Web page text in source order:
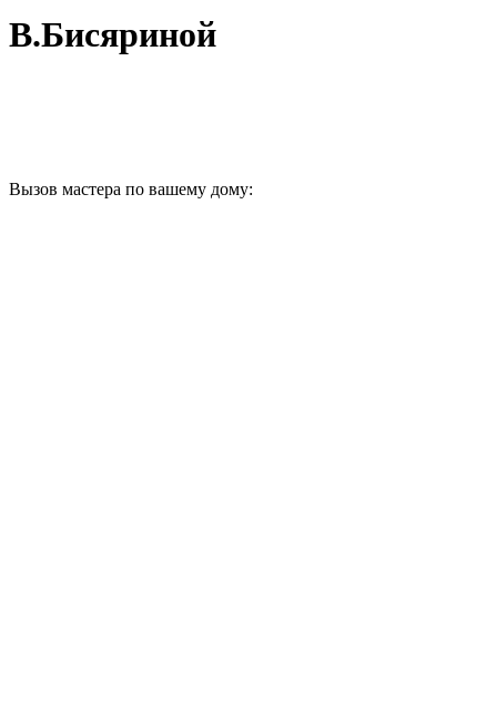
В.Бисяриной
Вызов мастера по вашему дому: